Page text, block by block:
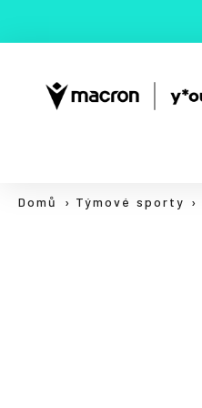
obsah
Domů Týmové sporty
Zpět
obchodu
Zpět
obchodu